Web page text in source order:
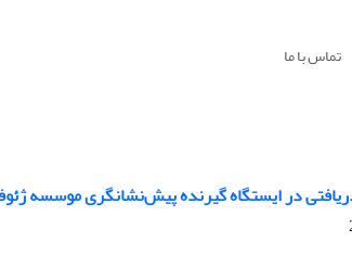
تماس با ما